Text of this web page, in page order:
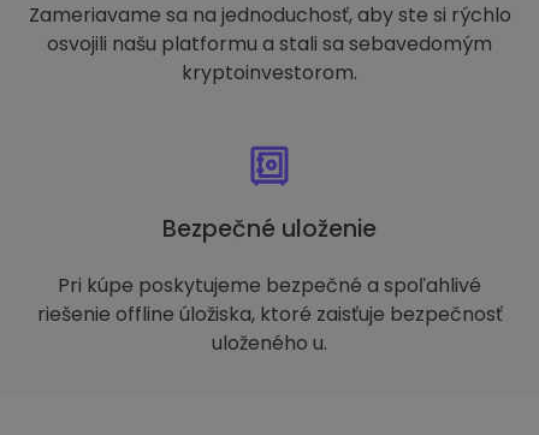
Zameriavame sa na jednoduchosť, aby ste si rýchlo
osvojili našu platformu a stali sa sebavedomým
kryptoinvestorom.
Bezpečné uloženie
Pri kúpe poskytujeme bezpečné a spoľahlivé
riešenie offline úložiska, ktoré zaisťuje bezpečnosť
uloženého u.